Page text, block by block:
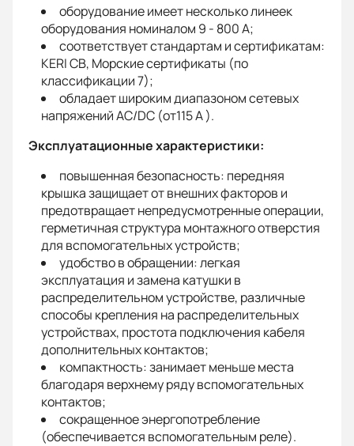
оборудование имеет несколько линеек
оборудования номиналом 9 - 800 A;
соответствует стандартам и сертификатам:
KERI CB, Морские сертификаты (по
классификации 7);
обладает широким диапазоном сетевых
напряжений AC/DC (от115 A ).
Эксплуатационные характеристики:
повышенная безопасность: передняя
крышка защищает от внешних факторов и
предотвращает непредусмотренные операции,
герметичная структура монтажного отверстия
для вспомогательных устройств;
удобство в обращении: легкая
эксплуатация и замена катушки в
распределительном устройстве, различные
способы крепления на распределительных
устройствах, простота подключения кабеля
дополнительных контактов;
компактность: занимает меньше места
благодаря верхнему ряду вспомогательных
контактов;
сокращенное энергопотребление
(обеспечивается вспомогательным реле).